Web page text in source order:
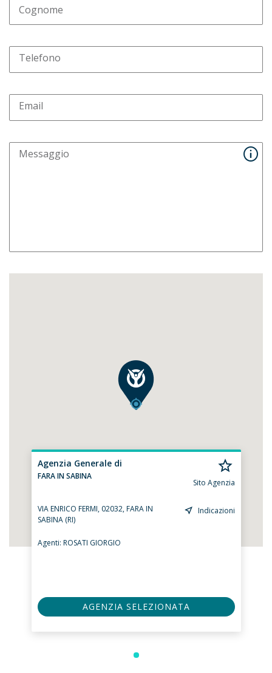
Cognome
Telefono
Email
Messaggio
Agenzia Generale di
FARA IN SABINA
Sito Agenzia
VIA ENRICO FERMI, 02032, FARA IN
SABINA (RI)
Indicazioni
Agenti: ROSATI GIORGIO
AGENZIA SELEZIONATA